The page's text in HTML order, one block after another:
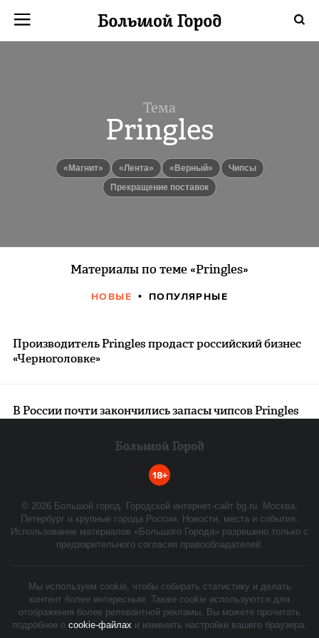
Тема
Pringles
«Магнит» «Лента» «Верный»
Чипсы
Прекращение поставок
Материалы по теме «Pringles»
НОВЫЕ ПОПУЛЯРНЫЕ
Производитель Pringles продаст российский бизнес
«Черноголовке»
В России почти закончились запасы чипсов Pringles
18+
© 2026 Большой город. Городской интернет-сайт bg.ru. Москва,
Петербург и крупные города России. Новости, места и события.
Использование материалов «Большого Города» разрешено только с
предварительного согласия правообладателей.
Мы используем cookie, чтобы собирать статистику и делать
контент более интересным. Также cookie используются для
отображения более релевантной рекламы. Вы можете прочитать
подробнее о cookie-файлах и изменить настройки вашего браузера.